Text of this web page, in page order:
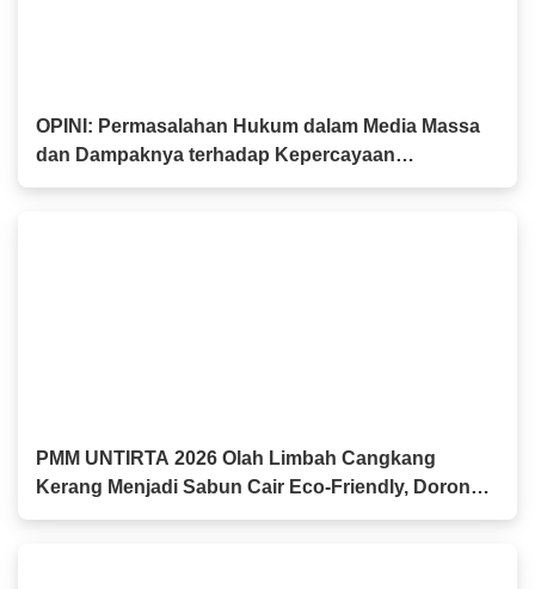
OPINI: Permasalahan Hukum dalam Media Massa
dan Dampaknya terhadap Kepercayaan
Masyarakat
PMM UNTIRTA 2026 Olah Limbah Cangkang
Kerang Menjadi Sabun Cair Eco-Friendly, Dorong
Inovasi Produk Ramah Lingkungan di Kasemen